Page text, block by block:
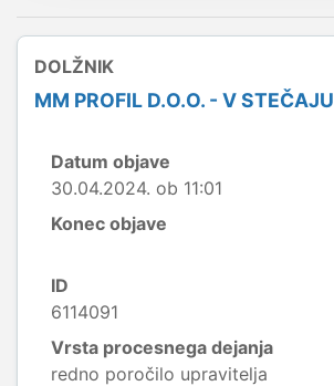
DOLŽNIK
MM PROFIL D.O.O. - V STEČAJU
Datum objave
30.04.2024. ob 11:01
Konec objave
ID
6114091
Vrsta procesnega dejanja
redno poročilo upravitelja